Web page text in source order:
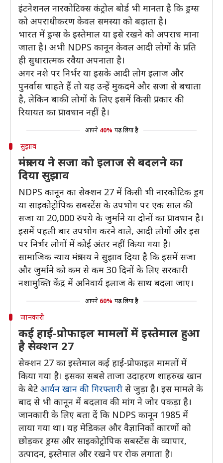
इंटनेशनल नारकोटिक्स कंट्रोल बोर्ड भी मानता है कि ड्रग्स
को अपराधीकरण केवल समस्या को बढ़ाता है।
भारत में ड्रग्स के इस्तेमाल या इसे रखने को अपराध माना
जाता है। अभी NDPS कानून केवल आदी लोगों के प्रति
ही सुधारात्मक रवैया अपनाता है।
अगर नशे पर निर्भर या इसके आदी लोग इलाज और
पुनर्वास चाहते हैं तो यह उन्हें मुकदमे और सजा से बचाता
है, लेकिन बाकी लोगों के लिए इसमें किसी प्रकार की
रियायत का प्रावधान नहीं है।
आपने 40% पढ़ लिया है
सुझाव
मंत्रालय ने सजा को इलाज से बदलने का
दिया सुझाव
NDPS कानून का सेक्शन 27 में किसी भी नारकोटिक ड्रग
या साइकोट्रोपिक सबस्टेंस के उपभोग पर एक साल की
सजा या 20,000 रुपये के जुर्माने या दोनों का प्रावधान है।
इसमें पहली बार उपभोग करने वाले, आदी लोगों और इस
पर निर्भर लोगों में कोई अंतर नहीं किया गया है।
सामाजिक न्याय मंत्रालय ने सुझाव दिया है कि इसमें सजा
और जुर्माने को कम से कम 30 दिनों के लिए सरकारी
नशामुक्ति केंद्र में अनिवार्य इलाज के साथ बदला जाए।
आपने 60% पढ़ लिया है
जानकारी
कई हाई-प्रोफाइल मामलों में इस्तेमाल हुआ
है सेक्शन 27
सेक्शन 27 का इस्तेमाल कई हाई-प्रोफाइल मामलों में
किया गया है। इसका सबसे ताजा उदाहरण शाहरुख खान
के बेटे आर्यन खान की गिरफ्तारी से जुड़ा है। इस मामले के
बाद से भी कानून में बदलाव की मांग ने जोर पकड़ा है।
जानकारी के लिए बता दें कि NDPS कानून 1985 में
लाया गया था। यह मेडिकल और वैज्ञानिकों कारणों को
छोड़कर ड्रग्स और साइकोट्रोपिक सबस्टेंस के व्यापार,
उत्पादन, इस्तेमाल और रखने पर रोक लगाता है।